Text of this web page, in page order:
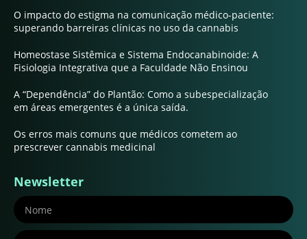
O impacto do estigma na comunicação médico-paciente:
superando barreiras clínicas no uso da cannabis
Homeostase Sistêmica e Sistema Endocanabinoide: A
Fisiologia Integrativa que a Faculdade Não Ensinou
A “Dependência” do Plantão: Como a subespecialização
em áreas emergentes é a única saída.
Os erros mais comuns que médicos cometem ao
prescrever cannabis medicinal
Newsletter